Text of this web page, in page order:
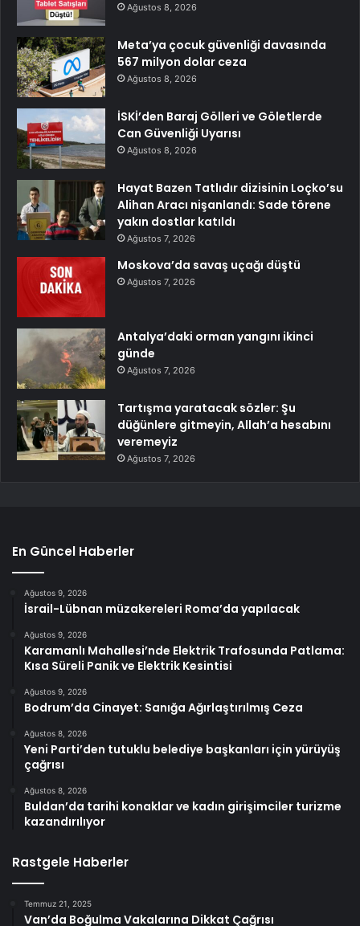
Ağustos 8, 2026
Meta’ya çocuk güvenliği davasında
567 milyon dolar ceza
Ağustos 8, 2026
İSKİ’den Baraj Gölleri ve Göletlerde
Can Güvenliği Uyarısı
Ağustos 8, 2026
Hayat Bazen Tatlıdır dizisinin Loçko’su
Alihan Aracı nişanlandı: Sade törene
yakın dostlar katıldı
Ağustos 7, 2026
Moskova’da savaş uçağı düştü
Ağustos 7, 2026
Antalya’daki orman yangını ikinci
günde
Ağustos 7, 2026
Tartışma yaratacak sözler: Şu
düğünlere gitmeyin, Allah’a hesabını
veremeyiz
Ağustos 7, 2026
En Güncel Haberler
Ağustos 9, 2026
İsrail-Lübnan müzakereleri Roma’da yapılacak
Ağustos 9, 2026
Karamanlı Mahallesi’nde Elektrik Trafosunda Patlama:
Kısa Süreli Panik ve Elektrik Kesintisi
Ağustos 9, 2026
Bodrum’da Cinayet: Sanığa Ağırlaştırılmış Ceza
Ağustos 8, 2026
Yeni Parti’den tutuklu belediye başkanları için yürüyüş
çağrısı
Ağustos 8, 2026
Buldan’da tarihi konaklar ve kadın girişimciler turizme
kazandırılıyor
Rastgele Haberler
Temmuz 21, 2025
Van’da Boğulma Vakalarına Dikkat Çağrısı